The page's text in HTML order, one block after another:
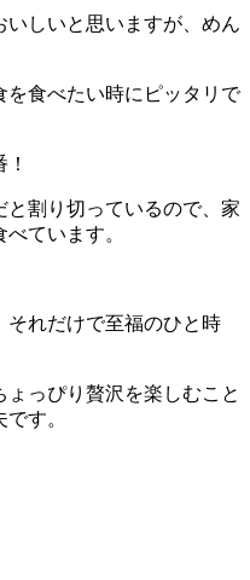
しいと思いますが、めん
を食べたい時にピッタリで
割り切っているので、家
ています。
それだけで至福のひと時
っぴり贅沢を楽しむこと
す。